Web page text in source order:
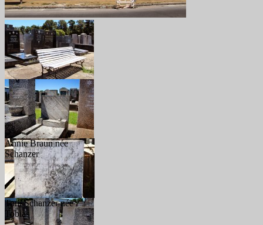
Annie Braun née
Schanzer
Toni Schanzer née
Tobias